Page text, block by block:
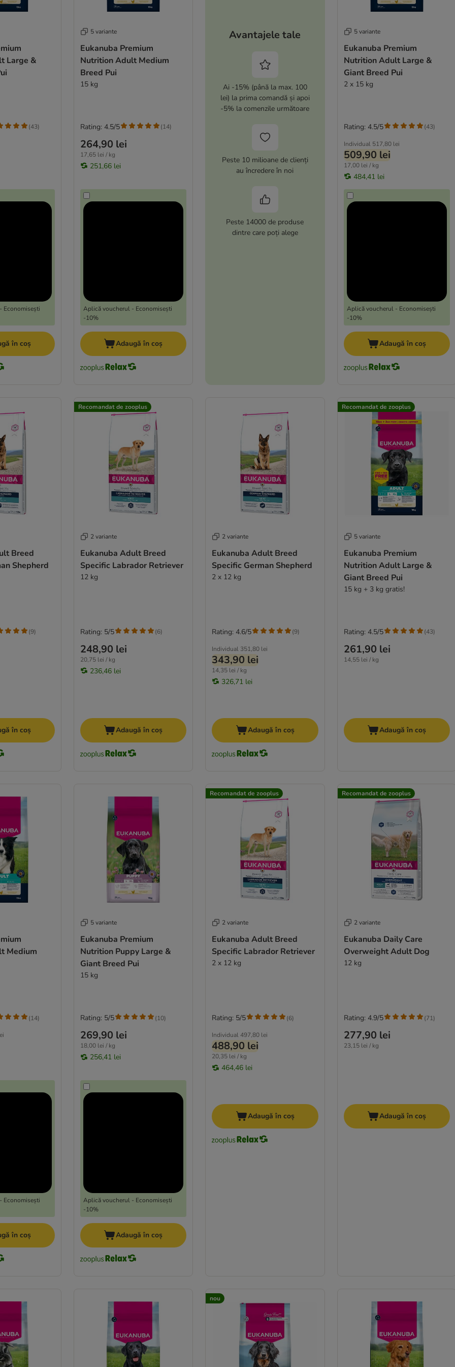
Large &
Economisești
(43)
în coș
5 variante
Eukanuba Premium
Nutrition Adult Medium
Breed Pui
15 kg
264,90 lei
17,65 lei / kg
251,66 lei
Aplică voucherul - Economisești
-10%
Rating: 4.5/5 (14)
Adaugă în coș
Avantajele tale
Ai -15% (până la max. 100
lei) la prima comandă și apoi
-5% la comenzile următoare
Peste 10 milioane de clienți
au încredere în noi
Peste 14000 de produse
dintre care poți alege
5 variante
Eukanuba Premium
Nutrition Adult Large &
Giant Breed Pui
2 x 15 kg
Individual 517,80 lei
509,90 lei
17,00 lei / kg
484,41 lei
Aplică voucherul - Economisești
-10%
Rating: 4.5/5 (43)
Adaugă în coș
Breed
Shepherd
(9)
în coș
Recomandat de zooplus
2 variante
Eukanuba Adult Breed
Specific Labrador Retriever
12 kg
248,90 lei
20,75 lei / kg
236,46 lei
Rating: 5/5 (6)
Adaugă în coș
2 variante
Eukanuba Adult Breed
Specific German Shepherd
2 x 12 kg
Individual 351,80 lei
343,90 lei
14,35 lei / kg
326,71 lei
Rating: 4.6/5 (9)
Adaugă în coș
Recomandat de zooplus
5 variante
Eukanuba Premium
Nutrition Adult Large &
Giant Breed Pui
15 kg + 3 kg gratis!
261,90 lei
14,55 lei / kg
Rating: 4.5/5 (43)
Adaugă în coș
Medium
Economisești
(14)
în coș
5 variante
Eukanuba Premium
Nutrition Puppy Large &
Giant Breed Pui
15 kg
269,90 lei
18,00 lei / kg
256,41 lei
Aplică voucherul - Economisești
-10%
Rating: 5/5 (10)
Adaugă în coș
Recomandat de zooplus
2 variante
Eukanuba Adult Breed
Specific Labrador Retriever
2 x 12 kg
Individual497,80 lei
488,90 lei
20,35 lei / kg
464,46 lei
Rating: 5/5 (6)
Adaugă în coș
Recomandat de zooplus
2 variante
Eukanuba Daily Care
Overweight Adult Dog
12 kg
277,90 lei
23,15 lei / kg
Rating: 4.9/5 (71)
Adaugă în coș
nou